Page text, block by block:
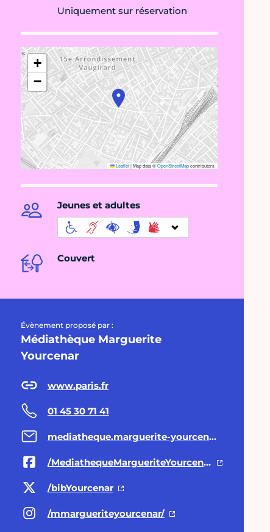
Uniquement sur réservation
+
−
Leaflet|Map data ©OpenStreetMapcontributors
Jeunes et adultes
Couvert
Évènement proposé par :
Médiathèque Marguerite
Yourcenar
www.paris.fr
01 45 30 71 41
mediatheque.marguerite-yourcenar@paris.fr
/MediathequeMargueriteYourcenar
/bibYourcenar
/mmargueriteyourcenar/